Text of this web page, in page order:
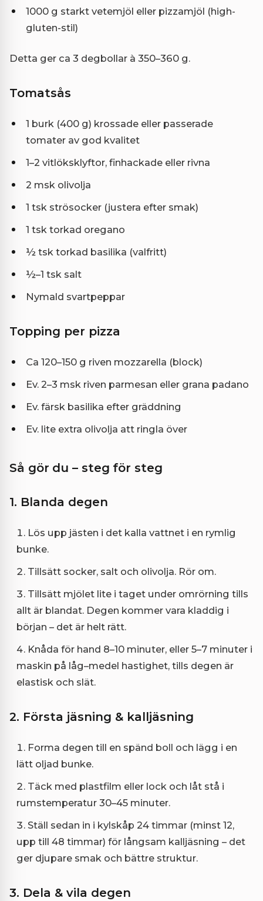
1000 g starkt vetemjöl eller pizzamjöl (high-
gluten-stil)
Detta ger ca 3 degbollar à 350–360 g.
Tomatsås
1 burk (400 g) krossade eller passerade
tomater av god kvalitet
1–2 vitlöksklyftor, finhackade eller rivna
2 msk olivolja
1 tsk strösocker (justera efter smak)
1 tsk torkad oregano
½ tsk torkad basilika (valfritt)
½–1 tsk salt
Nymald svartpeppar
Topping per pizza
Ca 120–150 g riven mozzarella (block)
Ev. 2–3 msk riven parmesan eller grana padano
Ev. färsk basilika efter gräddning
Ev. lite extra olivolja att ringla över
Så gör du – steg för steg
1. Blanda degen
Lös upp jästen i det kalla vattnet i en rymlig
bunke.
Tillsätt socker, salt och olivolja. Rör om.
Tillsätt mjölet lite i taget under omrörning tills
allt är blandat. Degen kommer vara kladdig i
början – det är helt rätt.
Knåda för hand 8–10 minuter, eller 5–7 minuter i
maskin på låg–medel hastighet, tills degen är
elastisk och slät.
2. Första jäsning & kalljäsning
Forma degen till en spänd boll och lägg i en
lätt oljad bunke.
Täck med plastfilm eller lock och låt stå i
rumstemperatur 30–45 minuter.
Ställ sedan in i kylskåp 24 timmar (minst 12,
upp till 48 timmar) för långsam kalljäsning – det
ger djupare smak och bättre struktur.
3. Dela & vila degen